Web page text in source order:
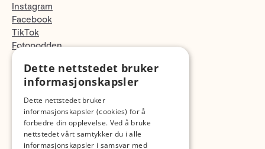
Instagram
Facebook
TikTok
Fotopodden
Med forbehold om skrive- og lagerfeil
Dette nettstedet bruker
informasjonskapsler
Dette nettstedet bruker
informasjonskapsler (cookies) for å
forbedre din opplevelse. Ved å bruke
nettstedet vårt samtykker du i alle
informasjonskapsler i samsvar med